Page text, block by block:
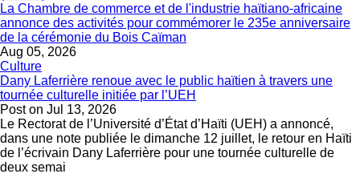
La Chambre de commerce et de l'industrie haïtiano-africaine
annonce des activités pour commémorer le 235e anniversaire
de la cérémonie du Bois Caïman
Aug 05, 2026
Culture
Dany Laferrière renoue avec le public haïtien à travers une
tournée culturelle initiée par l’UEH
Post on Jul 13, 2026
Le Rectorat de l’Université d’État d’Haïti (UEH) a annoncé,
dans une note publiée le dimanche 12 juillet, le retour en Haïti
de l’écrivain Dany Laferrière pour une tournée culturelle de
deux semai